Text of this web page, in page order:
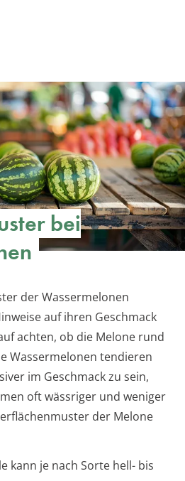
bei
der Wassermelonen
auf ihren Geschmack
achten, ob die Melone rund
Wassermelonen tendieren
im Geschmack zu sein,
oft wässriger und weniger
der Melone
kann je nach Sorte hell- bis